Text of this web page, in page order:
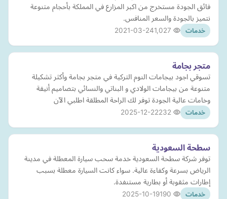
فائق الجودة مستخرج من اكبر المزارع في المملكة بأحجام متنوعة
نتميز بالجودة والسعر المنافس.
خدمات 2021-03-24
متجر بجامة
تسوقي اجود بيجامات النوم التركية في متجر بجامة وأكثر تشكيلة
متنوعة من بيجامات الولادي و البناتي والنسائي بتصاميم أنيقة
وخامات عالية الجودة توفر لك الراحة المطلقة اطلبي الآن
خدمات 2025-12-22
سطحة السعودية
توفر شركة سطحة السعودية خدمة سحب سيارة المعطلة في مدينة
الرياض بسرعة وكفاءة عالية. سواء كانت السيارة معطلة بسبب
إطارات مثقوبة أو بطارية مستنفدة.
خدمات 2025-10-19